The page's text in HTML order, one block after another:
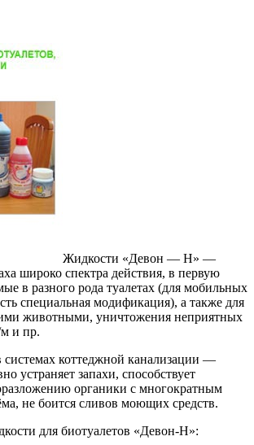
Жидкости «Девон — Н» —
широко спектра действия, в первую
в разного рода туалетах (для мобильных
специальная модификация), а также для
животными, уничтожения неприятных
м и пр.
системах коттеджной канализации —
устраняет запахи, способствует
органики с многократным
не боится сливов моющих средств.
для биотуалетов «Девон-Н»: